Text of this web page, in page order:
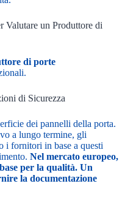
Valutare un Produttore di
di porte
di Sicurezza
dei pannelli della porta.
a lungo termine, gli
i fornitori in base a questi
Nel mercato europeo,
per la qualità. Un
la documentazione